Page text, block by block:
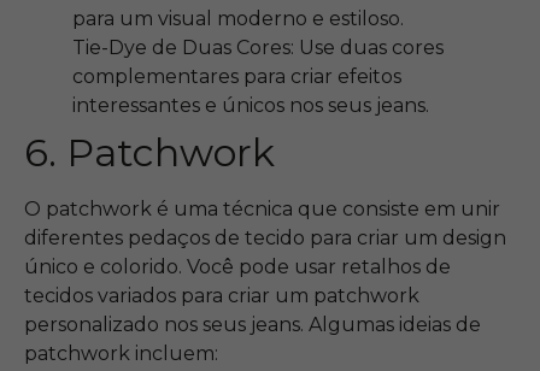
para um visual moderno e estiloso.
Tie-Dye de Duas Cores: Use duas cores
complementares para criar efeitos
interessantes e únicos nos seus jeans.
6. Patchwork
O patchwork é uma técnica que consiste em unir
diferentes pedaços de tecido para criar um design
único e colorido. Você pode usar retalhos de
tecidos variados para criar um patchwork
personalizado nos seus jeans. Algumas ideias de
patchwork incluem: